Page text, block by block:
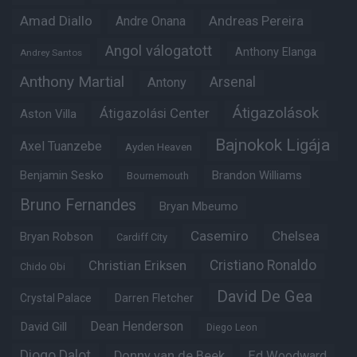
Amad Diallo Andre Onana Andreas Pereira
Andrey Santos Angol válogatott Anthony Elanga
Anthony Martial Antony Arsenal
Aston Villa Átigazolási Center Átigazolások
Axel Tuanzebe Ayden Heaven Bajnokok Ligája
Benjamin Sesko Bournemouth Brandon Williams
Bruno Fernandes Bryan Mbeumo
Bryan Robson Cardiff City Casemiro Chelsea
Chido Obi Christian Eriksen Cristiano Ronaldo
Crystal Palace Darren Fletcher David De Gea
David Gill Dean Henderson Diego Leon